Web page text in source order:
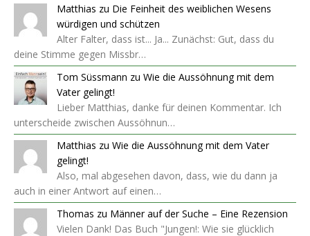
Matthias zu Die Feinheit des weiblichen Wesens
würdigen und schützen
Alter Falter, dass ist... Ja... Zunächst: Gut, dass du
deine Stimme gegen Missbr…
Tom Süssmann zu Wie die Aussöhnung mit dem
Vater gelingt!
Lieber Matthias, danke für deinen Kommentar. Ich
unterscheide zwischen Aussöhnun…
Matthias zu Wie die Aussöhnung mit dem Vater
gelingt!
Also, mal abgesehen davon, dass, wie du dann ja
auch in einer Antwort auf einen…
Thomas zu Männer auf der Suche – Eine Rezension
Vielen Dank! Das Buch "Jungen!: Wie sie glücklich